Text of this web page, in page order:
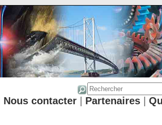
Nous contacter| Partenaires|